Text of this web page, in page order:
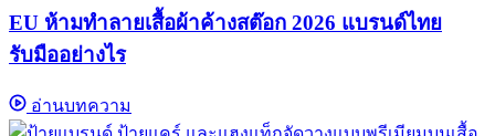
EU ห้ามทำลายเสื้อผ้าค้างสต๊อก 2026 แบรนด์ไทย
รับมืออย่างไร
อ่านบทความ